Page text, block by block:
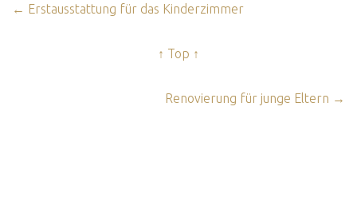
← Erstausstattung für das Kinderzimmer
↑ Top ↑
Renovierung für junge Eltern →